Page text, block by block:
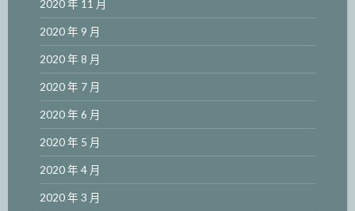
2020 年 11 月
2020 年 9 月
2020 年 8 月
2020 年 7 月
2020 年 6 月
2020 年 5 月
2020 年 4 月
2020 年 3 月